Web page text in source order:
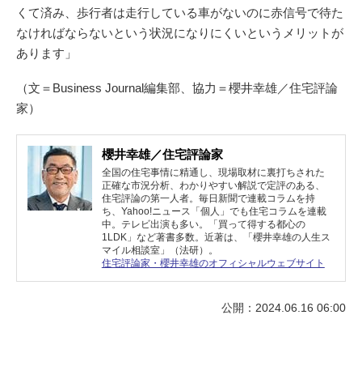
くて済み、歩行者は走行している車がないのに赤信号で待た
なければならないという状況になりにくいというメリットが
あります」
（文＝Business Journal編集部、協力＝櫻井幸雄／住宅評論
家）
櫻井幸雄／住宅評論家
全国の住宅事情に精通し、現場取材に裏打ちされた
正確な市況分析、わかりやすい解説で定評のある、
住宅評論の第一人者。毎日新聞で連載コラムを持
ち、Yahoo!ニュース「個人」でも住宅コラムを連載
中。テレビ出演も多い。「買って得する都心の
1LDK」など著書多数。近著は、「櫻井幸雄の人生ス
マイル相談室」（法研）。
住宅評論家・櫻井幸雄のオフィシャルウェブサイト
公開：2024.06.16 06:00